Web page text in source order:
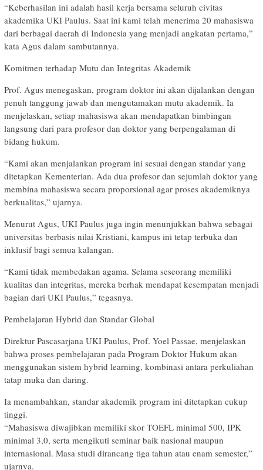
“Keberhasilan ini adalah hasil kerja bersama seluruh civitas
akademika UKI Paulus. Saat ini kami telah menerima 20 mahasiswa
dari berbagai daerah di Indonesia yang menjadi angkatan pertama,”
kata Agus dalam sambutannya.
Komitmen terhadap Mutu dan Integritas Akademik
Prof. Agus menegaskan, program doktor ini akan dijalankan dengan
penuh tanggung jawab dan mengutamakan mutu akademik. Ia
menjelaskan, setiap mahasiswa akan mendapatkan bimbingan
langsung dari para profesor dan doktor yang berpengalaman di
bidang hukum.
“Kami akan menjalankan program ini sesuai dengan standar yang
ditetapkan Kementerian. Ada dua profesor dan sejumlah doktor yang
membina mahasiswa secara proporsional agar proses akademiknya
berkualitas,” ujarnya.
Menurut Agus, UKI Paulus juga ingin menunjukkan bahwa sebagai
universitas berbasis nilai Kristiani, kampus ini tetap terbuka dan
inklusif bagi semua kalangan.
“Kami tidak membedakan agama. Selama seseorang memiliki
kualitas dan integritas, mereka berhak mendapat kesempatan menjadi
bagian dari UKI Paulus,” tegasnya.
Pembelajaran Hybrid dan Standar Global
Direktur Pascasarjana UKI Paulus, Prof. Yoel Passae, menjelaskan
bahwa proses pembelajaran pada Program Doktor Hukum akan
menggunakan sistem hybrid learning, kombinasi antara perkuliahan
tatap muka dan daring.
Ia menambahkan, standar akademik program ini ditetapkan cukup
tinggi.
“Mahasiswa diwajibkan memiliki skor TOEFL minimal 500, IPK
minimal 3,0, serta mengikuti seminar baik nasional maupun
internasional. Masa studi dirancang tiga tahun atau enam semester,”
ujarnya.